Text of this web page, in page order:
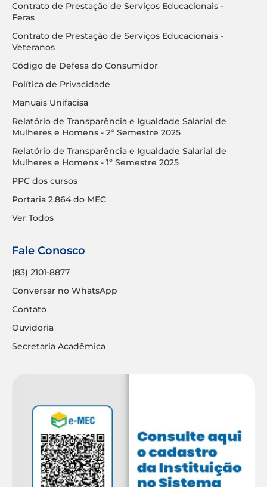
Contrato de Prestação de Serviços Educacionais -
Feras
Contrato de Prestação de Serviços Educacionais -
Veteranos
Código de Defesa do Consumidor
Política de Privacidade
Manuais Unifacisa
Relatório de Transparência e Igualdade Salarial de
Mulheres e Homens - 2º Semestre 2025
Relatório de Transparência e Igualdade Salarial de
Mulheres e Homens - 1º Semestre 2025
PPC dos cursos
Portaria 2.864 do MEC
Ver Todos
Fale Conosco
(83) 2101-8877
Conversar no WhatsApp
Contato
Ouvidoria
Secretaria Acadêmica